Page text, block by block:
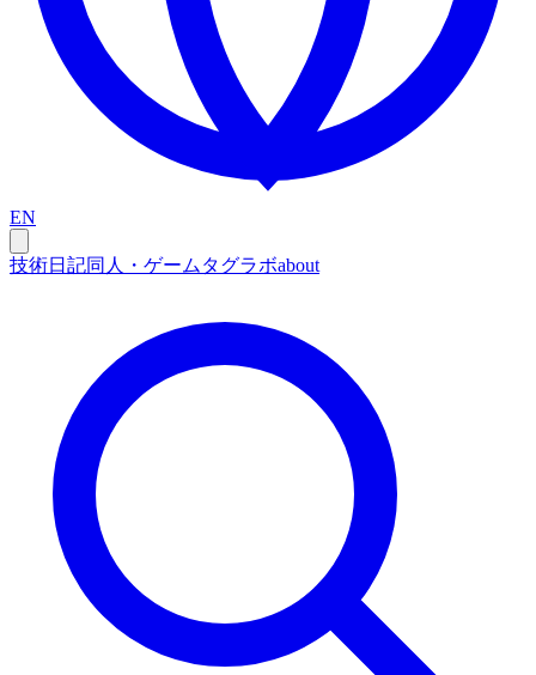
EN
技術日記同人・ゲーム タグラボabout